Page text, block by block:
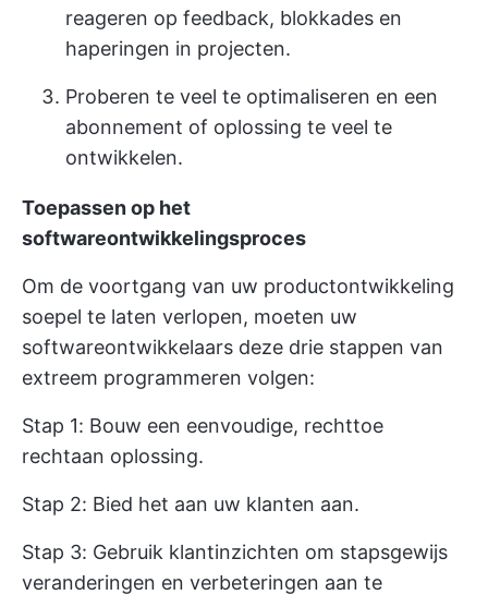
reageren op feedback, blokkades en
haperingen in projecten.
Proberen te veel te optimaliseren en een
abonnement of oplossing te veel te
ontwikkelen.
Toepassen op het
softwareontwikkelingsproces
Om de voortgang van uw productontwikkeling
soepel te laten verlopen, moeten uw
softwareontwikkelaars deze drie stappen van
extreem programmeren volgen:
Stap 1: Bouw een eenvoudige, rechttoe
rechtaan oplossing.
Stap 2: Bied het aan uw klanten aan.
Stap 3: Gebruik klantinzichten om stapsgewijs
veranderingen en verbeteringen aan te